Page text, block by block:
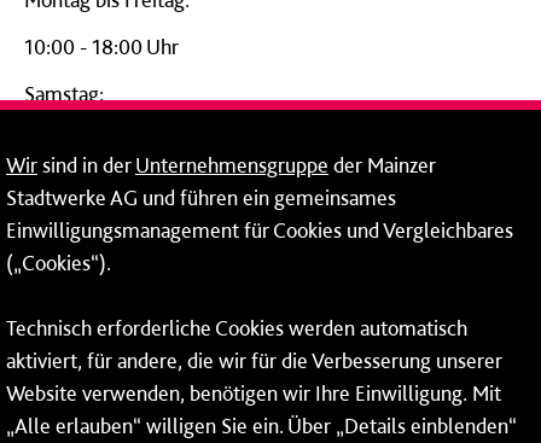
10:00 - 18:00 Uhr
Samstag:
24-Stunden-Telefon*
06131 – 12 77 77
Fax: 06131 – 12 66 66
* Montags bis freitags bis 7 und ab 18 Uhr sowie an
Wochenenden und Feiertagen ganztags werden Ihre
Anrufe je nach Themenauswahl an ein Callcenter des
Wirsind in derUnternehmensgruppe der Mainzer
Stadtwerke AG und führen ein gemeinsames
Einwilligungsmanagement für Cookies und Vergleichbares
(„Cookies“).
Technisch erforderliche Cookies werden automatisch
aktiviert, für andere, die wir für die Verbesserung unserer
Website verwenden, benötigen wir Ihre Einwilligung. Mit
„Alle erlauben“ willigen Sie ein. Über „Details einblenden“